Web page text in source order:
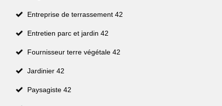
Entreprise de terrassement 42
Entretien parc et jardin 42
Fournisseur terre végétale 42
Jardinier 42
Paysagiste 42